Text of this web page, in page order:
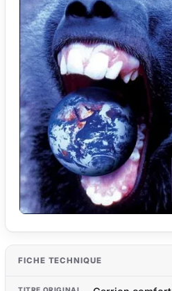
FICHE TECHNIQUE